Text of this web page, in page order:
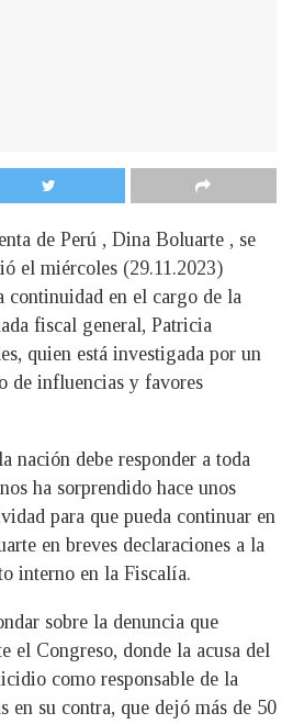
de Perú , Dina Boluarte , se
el miércoles (29.11.2023)
continuidad en el cargo de la
fiscal general, Patricia
quien está investigada por un
de influencias y favores
nación debe responder a toda
ha sorprendido hace unos
para que pueda continuar en
en breves declaraciones a la
interno en la Fiscalía.
sobre la denuncia que
el Congreso, donde la acusa del
como responsable de la
en su contra, que dejó más de 50